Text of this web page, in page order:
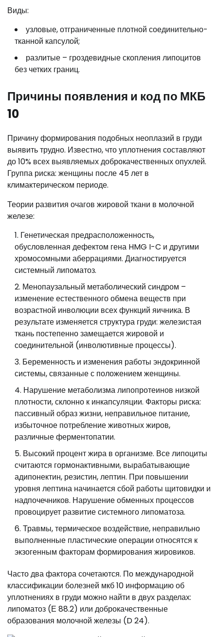
Виды:
узловые, отграниченные плотной соединительно-
тканной капсулой;
разлитые – гроздевидные скопления липоцитов
без четких границ.
Причины появления и код по МКБ
10
Причину формирования подобных неоплазий в груди
выявить трудно. Известно, что уплотнения составляют
до 10% всех выявляемых доброкачественных опухлей.
Группа риска: женщины после 45 лет в
климактерическом периоде.
Теории развития очагов жировой ткани в молочной
железе:
Генетическая предрасположенность,
обусловленная дефектом гена HMG I-C и другими
хромосомными аберрациями. Диагностируется
системный липоматоз.
Менопаузальный метаболический синдром –
изменение естественного обмена веществ при
возрастной инволюции всех функций яичника. В
результате изменяется структура груди: железистая
ткань постепенно замещается жировой и
соединительной (инволютивные процессы).
Беременность и изменения работы эндокринной
системы, связанные с положением женщины.
Нарушение метаболизма липопротеинов низкой
плотности, склонно к инкапсуляции. Факторы риска:
пассивный образ жизни, неправильное питание,
избыточное потребление животных жиров,
различные ферментопатии.
Высокий процент жира в организме. Все липоциты
считаются гормонактивными, вырабатывающие
адипонектин, резистин, лептин. При повышении
уровня лептина начинается сбой работы щитовидки и
надпочечников. Нарушение обменных процессов
провоцирует развитие системного липоматоза.
Травмы, термическое воздействие, неправильно
выполненные пластические операции относятся к
экзогенным факторам формирования жировиков.
Часто два фактора сочетаются. По международной
классификации болезней мкб 10 информацию об
уплотнениях в груди можно найти в двух разделах:
липоматоз (Е 88.2) или доброкачественные
образования молочной железы (D 24).